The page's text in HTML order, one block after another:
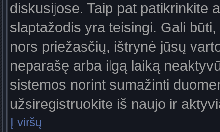
diskusijose. Taip pat patikrinkite
slaptažodis yra teisingi. Gali
nors priežasčių, ištrynė jūsų
neparašę arba ilgą laiką
sistemos norint sumažinti
užsiregistruokite iš naujo ir
Į viršų